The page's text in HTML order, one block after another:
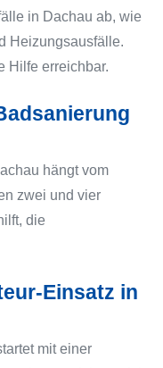
in Dachau ab, wie
Heizungsausfälle.
Hilfe erreichbar.
hängt vom
zwei und vier
die
Einsatz in
mit einer